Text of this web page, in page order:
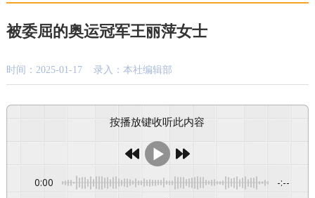
被委屈的奥运冠军王丽萍女士
时间：2025-01-17 录入：本社编辑部
按播放键收听此内容
0:00 -:--